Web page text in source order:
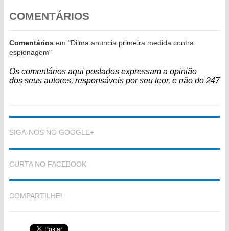
COMENTÁRIOS
Comentários em "Dilma anuncia primeira medida contra
espionagem"
Os comentários aqui postados expressam a opinião
dos seus autores, responsáveis por seu teor, e não do 247
SIGA-NOS NO GOOGLE+
CURTA NO FACEBOOK
COMPARTILHE!